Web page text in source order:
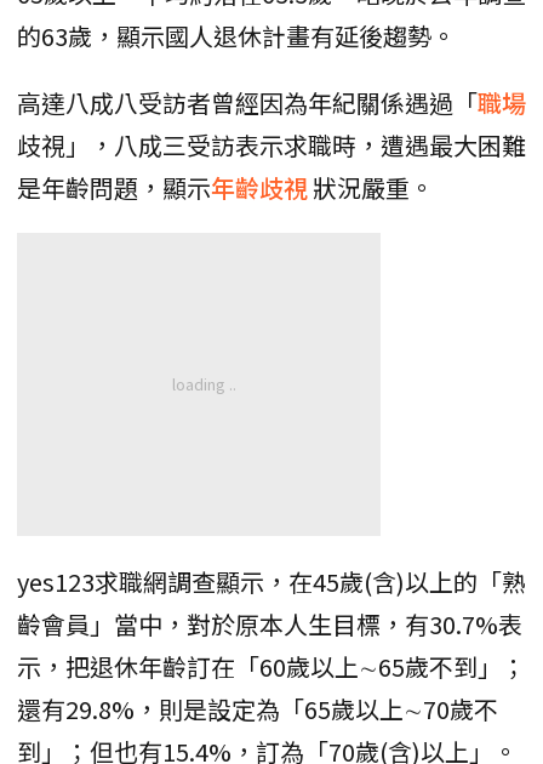
的63歲，顯示國人退休計畫有延後趨勢。
高達八成八受訪者曾經因為年紀關係遇過「職場
歧視」，八成三受訪表示求職時，遭遇最大困難
是年齡問題，顯示年齡歧視狀況嚴重。
yes123求職網調查顯示，在45歲(含)以上的「熟
齡會員」當中，對於原本人生目標，有30.7%表
示，把退休年齡訂在「60歲以上∼65歲不到」；
還有29.8%，則是設定為「65歲以上∼70歲不
到」；但也有15.4%，訂為「70歲(含)以上」。